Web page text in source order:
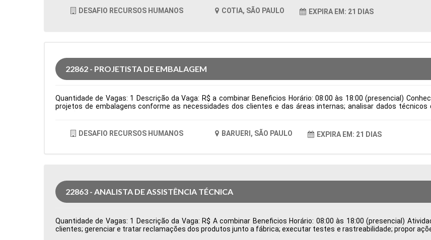
DESAFIO RECURSOS HUMANOS COTIA, SÃO PAULO EXPIRA EM: 21 DIAS
22862 - PROJETISTA DE EMBALAGEM
Quantidade de Vagas: 1 Descrição da Vaga: R$ a combinar Beneficios Horário: 08:00 às 18:00 (presencial)
projetos de embalagens conforme as necessidades dos clientes e das áreas internas; analisar dados
facas para embalagens, definindo áreas de reserva de verniz e locais para aplicação de cola, em conformidade
área e necessidades dos processos produtivos. Tipo de contratação: CLT Cidade: Barueri, SP, Brasil Área de
DESAFIO RECURSOS HUMANOS BARUERI, SÃO PAULO EXPIRA EM: 21 DIAS
22863 - ANALISTA DE ASSISTÊNCIA TÉCNICA
Quantidade de Vagas: 1 Descrição da Vaga: R$ A combinar Beneficios Horário: 08:00 às 18:00 (presencial)
clientes; gerenciar e tratar reclamações dos produtos junto a fábrica; executar testes e rastreabilidade; propor